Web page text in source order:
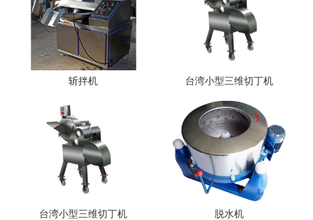
斩拌机 台湾小型三维切丁机
台湾小型三维切丁机 脱水机